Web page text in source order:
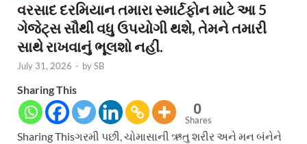
વરસાદ દરમિયાન તમારા સ્માર્ટફોન માટે આ 5
ગેજેટ્સ સૌથી વધુ ઉપયોગી થશે, તેમને તમારી
સાથે રાખવાનું ભૂલશો નહીં.
July 31, 2026 - bySB
Sharing This
0
Shares
Sharing Thisગરમી પછી, ચોમાસાની ઋતુ શરીર અને મન બંનેને